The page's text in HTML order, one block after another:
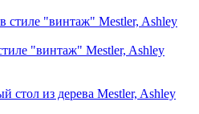
"винтаж" Mestler, Ashley